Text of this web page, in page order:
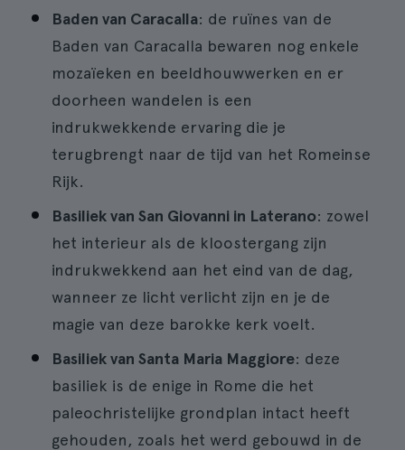
Baden van Caracalla: de ruïnes van de
Baden van Caracalla bewaren nog enkele
mozaïeken en beeldhouwwerken en er
doorheen wandelen is een
indrukwekkende ervaring die je
terugbrengt naar de tijd van het Romeinse
Rijk.
Basiliek van San Giovanni in Laterano: zowel
het interieur als de kloostergang zijn
indrukwekkend aan het eind van de dag,
wanneer ze licht verlicht zijn en je de
magie van deze barokke kerk voelt.
Basiliek van Santa Maria Maggiore: deze
basiliek is de enige in Rome die het
paleochristelijke grondplan intact heeft
gehouden, zoals het werd gebouwd in de